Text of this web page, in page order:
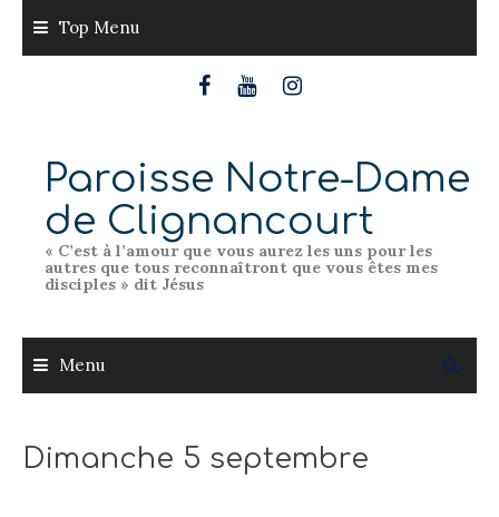
content
Top Menu
Paroisse Notre-Dame
de Clignancourt
« C’est à l’amour que vous aurez les uns pour les
autres que tous reconnaîtront que vous êtes mes
disciples » dit Jésus
Menu
Dimanche 5 septembre